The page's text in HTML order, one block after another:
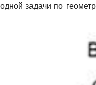
задачи по